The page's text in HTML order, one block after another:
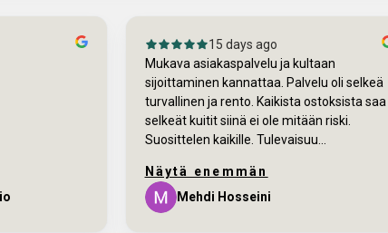
25 days ago
martin lopp